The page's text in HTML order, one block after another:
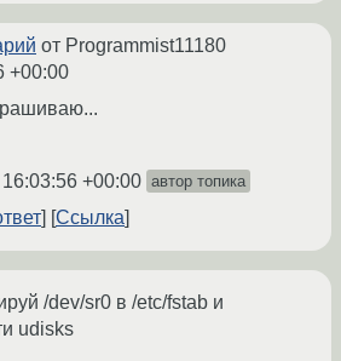
от Programmist11180
+00:00
+00:00 автор топика
Ссылка
/dev/sr0 в /etc/fstab и
udisks